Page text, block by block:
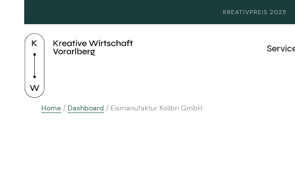
KREATIVPREIS 2025
Home / Dashboard / Eismanufaktur Kolibri GmbH